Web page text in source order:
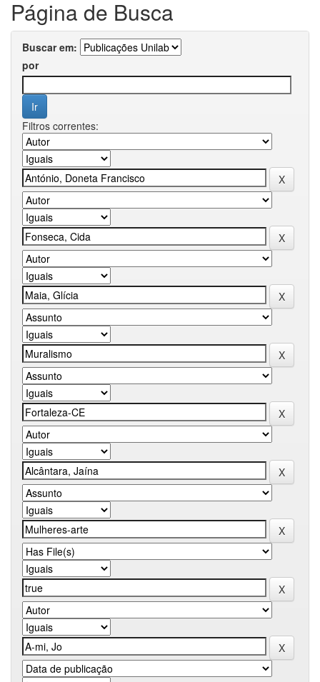
Página de Busca
Buscar em:
por
Filtros correntes: